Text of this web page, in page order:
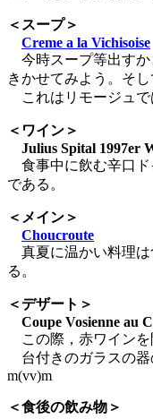
＜スープ＞
Creme a la Vichisoise
今時スープ等出すか
きかせてみよう。そ
これはリモージュで
＜ワイン＞
Julius Spital 1997er
食事中に飲む辛口ド
である。
＜メイン＞
Choucroute
真夏に温かい料理は
る。
＜デザート＞
Coupe Vosienne au
この際，赤ワインを
台付きのガラスの器
m(vv)m
＜食後の飲み物＞